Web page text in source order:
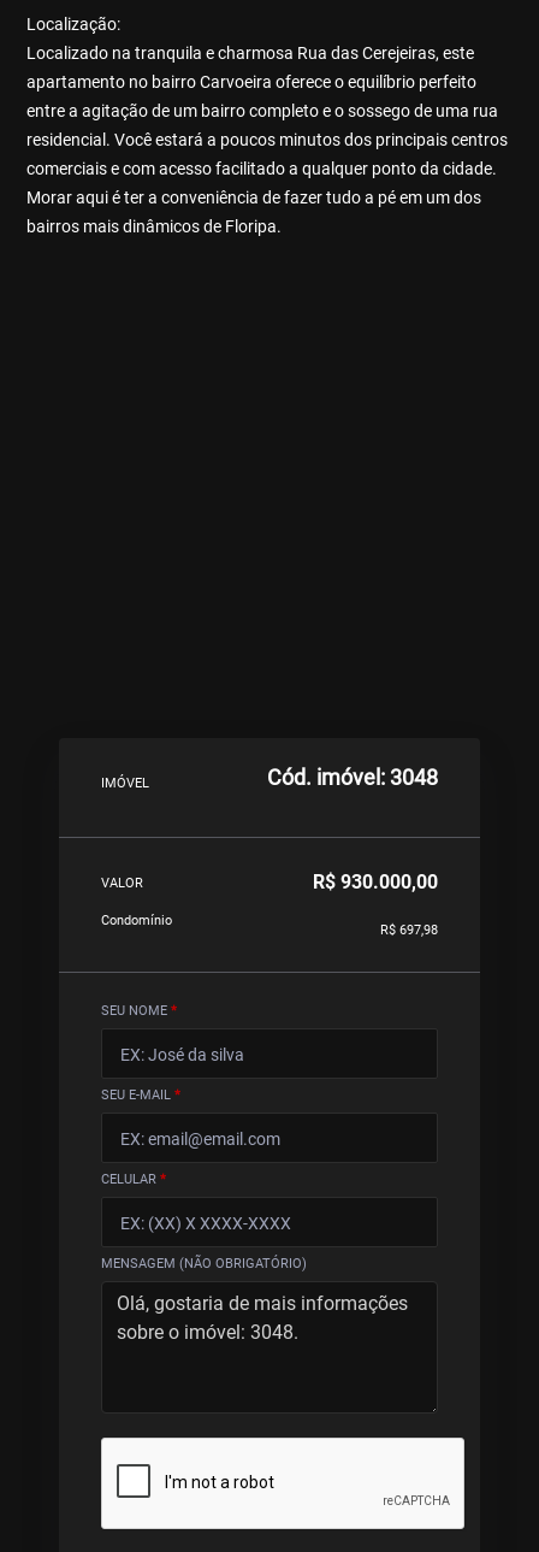
Localização:
Localizado na tranquila e charmosa Rua das Cerejeiras, este
apartamento no bairro Carvoeira oferece o equilíbrio perfeito
entre a agitação de um bairro completo e o sossego de uma rua
residencial. Você estará a poucos minutos dos principais centros
comerciais e com acesso facilitado a qualquer ponto da cidade.
Morar aqui é ter a conveniência de fazer tudo a pé em um dos
bairros mais dinâmicos de Floripa.
IMÓVEL Cód. imóvel: 3048
VALOR R$ 930.000,00
Condomínio
R$ 697,98
SEU NOME *
SEU E-MAIL *
CELULAR *
MENSAGEM (NÃO OBRIGATÓRIO)